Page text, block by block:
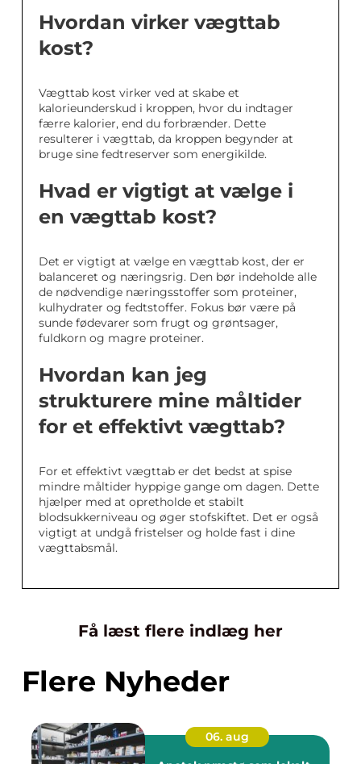
Hvordan virker vægttab
kost?
Vægttab kost virker ved at skabe et
kalorieunderskud i kroppen, hvor du indtager
færre kalorier, end du forbrænder. Dette
resulterer i vægttab, da kroppen begynder at
bruge sine fedtreserver som energikilde.
Hvad er vigtigt at vælge i
en vægttab kost?
Det er vigtigt at vælge en vægttab kost, der er
balanceret og næringsrig. Den bør indeholde alle
de nødvendige næringsstoffer som proteiner,
kulhydrater og fedtstoffer. Fokus bør være på
sunde fødevarer som frugt og grøntsager,
fuldkorn og magre proteiner.
Hvordan kan jeg
strukturere mine måltider
for et effektivt vægttab?
For et effektivt vægttab er det bedst at spise
mindre måltider hyppige gange om dagen. Dette
hjælper med at opretholde et stabilt
blodsukkerniveau og øger stofskiftet. Det er også
vigtigt at undgå fristelser og holde fast i dine
vægttabsmål.
Få læst flere indlæg her
Flere Nyheder
06. aug